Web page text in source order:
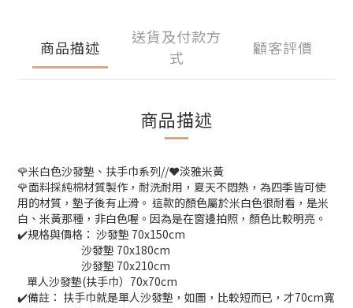
商品描述
送貨及付款方
式
顧客評價
商品描述
🌹米白色沙發墊、扶手巾系列//❤️淡雅米黃
🌹面料採純棉材質製作，耐洗耐用，夏天不悶熱，為四季皆可使
用的材質，墊子後有止滑。 這款的顏色屬於米白色很耐看，是米
白、米黃那種，非白色喔。因為是在窗邊拍照，顏色比較明亮。
✔️規格與價格： 沙發墊 70x150cm
沙發墊 70x180cm
沙發墊 70x210cm
單人沙發墊(扶手巾）70x70cm
✔️備註： 扶手巾就是單人沙發墊，如圖，比較短而已，才70cm寬